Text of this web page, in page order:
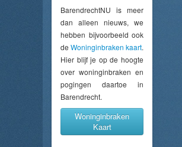
BarendrechtNU is meer
dan alleen nieuws, we
hebben bijvoorbeeld ook
de Woninginbraken kaart.
Hier blijf je op de hoogte
over woninginbraken en
pogingen daartoe in
Barendrecht.
Woninginbraken
Kaart